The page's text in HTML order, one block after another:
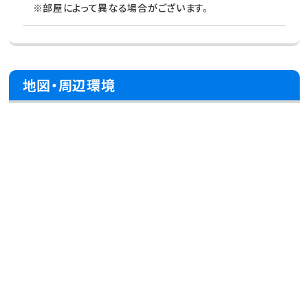
※部屋によって異なる場合がございます。
地図・周辺環境